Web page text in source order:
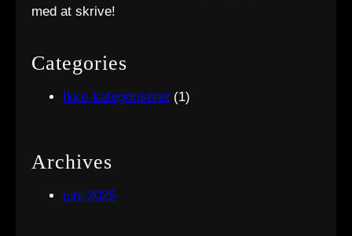
med at skrive!
Categories
Ikke-kategoriseret (1)
Archives
juni 2025